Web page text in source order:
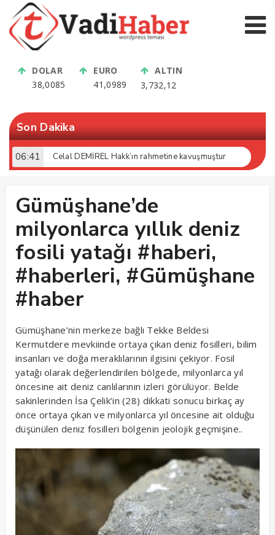
DOLAR
38,0085
EURO
41,0989
ALTIN
3,732,12
Son Dakika
17:26
Gümüşhane’de
milyonlarca yıllık deniz
fosili yatağı #haberi,
#haberleri, #Gümüşhane
#haber
Gümüşhane’nin merkeze bağlı Tekke Beldesi
Kermutdere mevkiinde ortaya çıkan deniz fosilleri, bilim
insanları ve doğa meraklılarının ilgisini çekiyor. Fosil
yatağı olarak değerlendirilen bölgede, milyonlarca yıl
öncesine ait deniz canlılarının izleri görülüyor. Belde
sakinlerinden İsa Çelik’in (28) dikkati sonucu birkaç ay
önce ortaya çıkan ve milyonlarca yıl öncesine ait olduğu
düşünülen deniz fosilleri bölgenin jeolojik geçmişine..